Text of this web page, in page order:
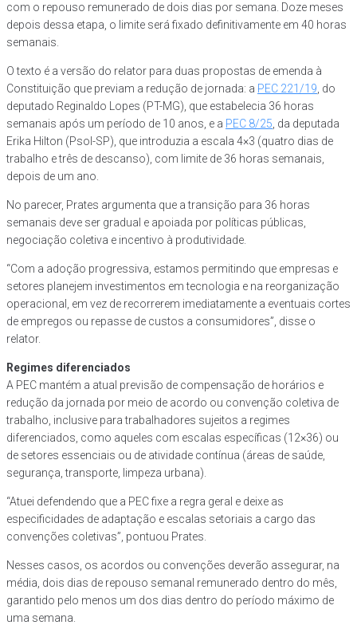
com o repouso remunerado de dois dias por semana. Doze meses
depois dessa etapa, o limite será fixado definitivamente em 40 horas
semanais.
O texto é a versão do relator para duas propostas de emenda à
Constituição que previam a redução de jornada: a PEC 221/19 , do
deputado Reginaldo Lopes (PT-MG), que estabelecia 36 horas
semanais após um período de 10 anos, e a PEC 8/25 , da deputada
Erika Hilton (Psol-SP), que introduzia a escala 4×3 (quatro dias de
trabalho e três de descanso), com limite de 36 horas semanais,
depois de um ano.
No parecer, Prates argumenta que a transição para 36 horas
semanais deve ser gradual e apoiada por políticas públicas,
negociação coletiva e incentivo à produtividade.
“Com a adoção progressiva, estamos permitindo que empresas e
setores planejem investimentos em tecnologia e na reorganização
operacional, em vez de recorrerem imediatamente a eventuais cortes
de empregos ou repasse de custos a consumidores”, disse o
relator.
Regimes diferenciados
A PEC mantém a atual previsão de compensação de horários e
redução da jornada por meio de acordo ou convenção coletiva de
trabalho, inclusive para trabalhadores sujeitos a regimes
diferenciados, como aqueles com escalas específicas (12×36) ou
de setores essenciais ou de atividade contínua (áreas de saúde,
segurança, transporte, limpeza urbana).
“Atuei defendendo que a PEC fixe a regra geral e deixe as
especificidades de adaptação e escalas setoriais a cargo das
convenções coletivas”, pontuou Prates.
Nesses casos, os acordos ou convenções deverão assegurar, na
média, dois dias de repouso semanal remunerado dentro do mês,
garantido pelo menos um dos dias dentro do período máximo de
uma semana.